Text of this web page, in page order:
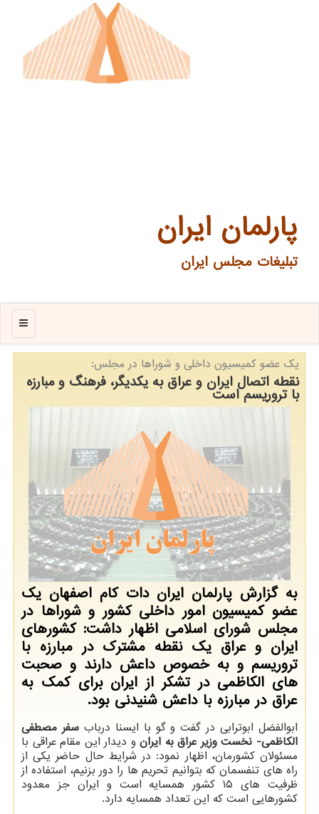
پارلمان ایران
تبلیغات مجلس ایران
منو
یك عضو كمیسیون داخلی و شوراها در مجلس:
نقطه اتصال ایران و عراق به یكدیگر، فرهنگ و مبارزه
با تروریسم است
به گزارش پارلمان ایران دات كام اصفهان یك
عضو كمیسیون امور داخلی كشور و شوراها در
مجلس شورای اسلامی اظهار داشت: كشورهای
ایران و عراق یك نقطه مشترك در مبارزه با
تروریسم و به خصوص داعش دارند و صحبت
های الكاظمی در تشكر از ایران برای كمك به
عراق در مبارزه با داعش شنیدنی بود.
ابوالفضل ابوترابی در گفت و گو با ایسنا دربابسفر مصطفی
الکاظمی- نخست وزیر عراق به ایرانو دیدار این مقام عراقی با
مسئولان کشورمان، اظهار نمود: در شرایط حال حاضر یکی از
راه های تنفسمان که بتوانیم تحریم ها را دور بزنیم، استفاده از
ظرفیت های ۱۵ کشور همسایه است و ایران جز معدود
کشورهایی است که این تعداد همسایه دارد.